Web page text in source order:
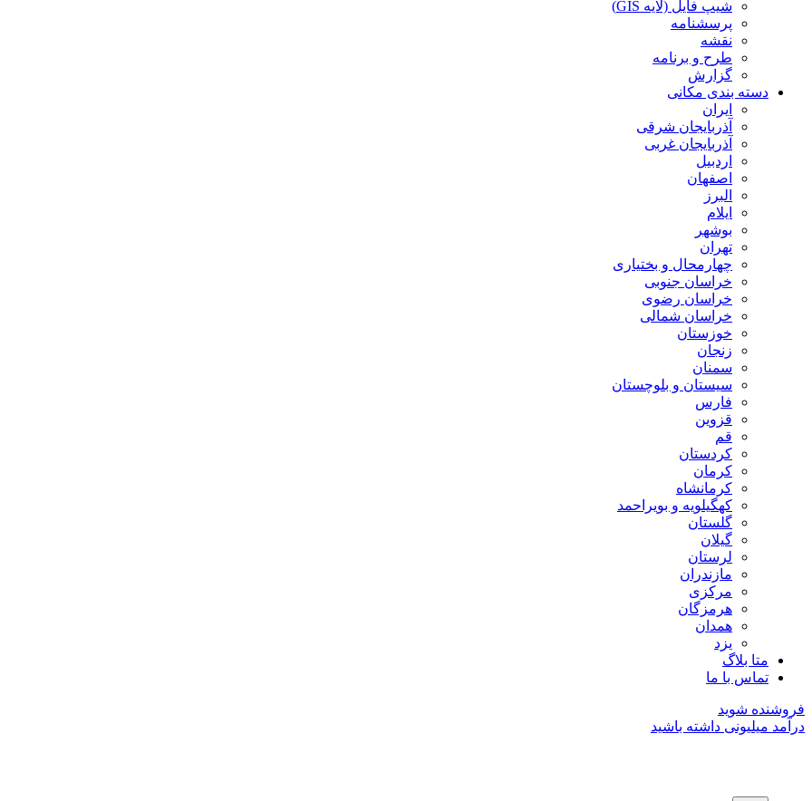
شیپ فایل (لایه GIS)
پرسشنامه
نقشه
طرح و برنامه
گزارش
دسته بندی مکانی
ایران
آذربایجان شرقی
آذربایجان غربی
اردبیل
اصفهان
البرز
ایلام
بوشهر
تهران
چهارمحال و بختیاری
خراسان جنوبی
خراسان رضوی
خراسان شمالی
خوزستان
زنجان
سمنان
سیستان و بلوچستان
فارس
قزوین
قم
کردستان
کرمان
کرمانشاه
کهگیلویه و بویراحمد
گلستان
گیلان
لرستان
مازندران
مرکزی
هرمزگان
همدان
یزد
متا بلاگ
تماس با ما
فروشنده شوید
درآمد میلیونی داشته باشید